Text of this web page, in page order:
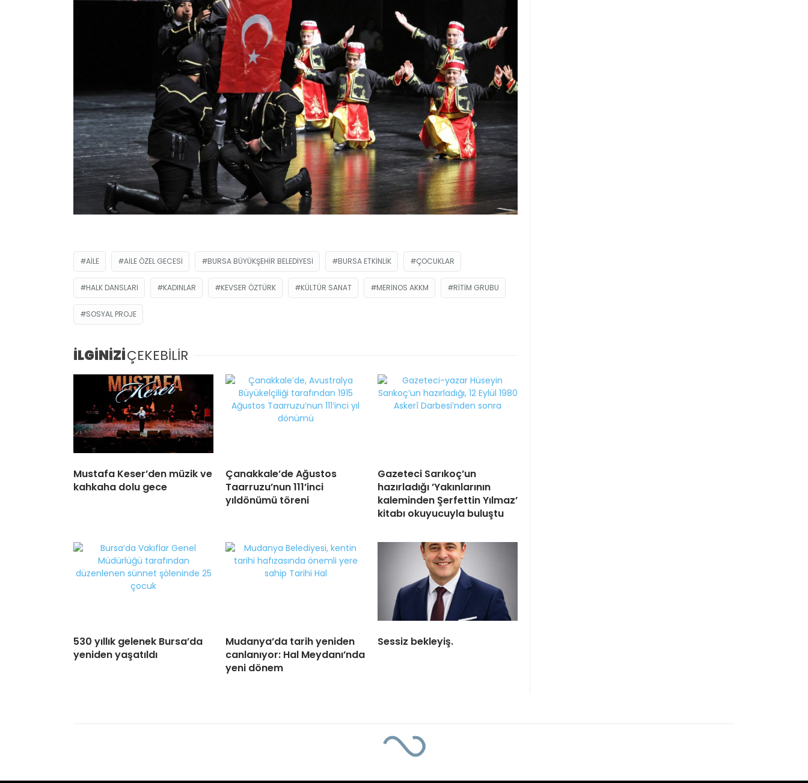
AILE AILE ÖZEL GECESI BURSA BÜYÜKŞEHIR BELEDIYESI BURSA ETKINLIK ÇOCUKLAR
HALK DANSLARI KADINLAR KEVSER ÖZTÜRK KÜLTÜR SANAT MERINOS AKKM RITIM GRUBU
SOSYAL PROJE
İLGİNİZİÇEKEBİLİR
Mustafa Keser’den müzik ve
kahkaha dolu gece
Çanakkale’de Ağustos
Taarruzu’nun 111’inci
yıldönümü töreni
Gazeteci Sarıkoç’un
hazırladığı ’Yakınlarının
kaleminden Şerfettin Yılmaz’
kitabı okuyucuyla buluştu
530 yıllık gelenek Bursa’da
yeniden yaşatıldı
Mudanya’da tarih yeniden
canlanıyor: Hal Meydanı’nda
yeni dönem
Sessiz bekleyiş.